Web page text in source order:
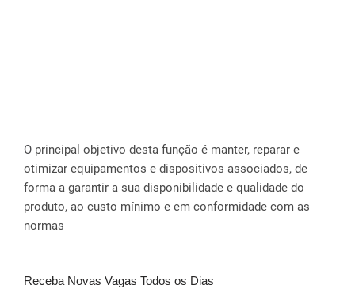
O principal objetivo desta função é manter, reparar e
otimizar equipamentos e dispositivos associados, de
forma a garantir a sua disponibilidade e qualidade do
produto, ao custo mínimo e em conformidade com as
normas
Receba Novas Vagas Todos os Dias